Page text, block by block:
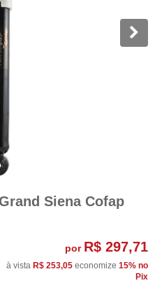
Siena Cofap
por R$ 297,71
à vista R$ 253,05 economize 15% no
Pix